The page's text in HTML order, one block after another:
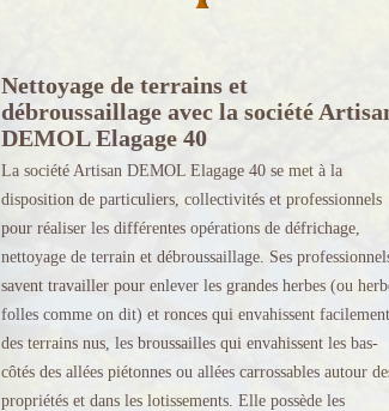
Nettoyage de terrains et
débroussaillage avec la société
DEMOL Elagage 40
La société Artisan DEMOL Elagage 40 se met à la
disposition de particuliers, collectivités et professionnels
pour réaliser les différentes opérations de défrichage,
nettoyage de terrain et débroussaillage. Ses
savent travailler pour enlever les grandes herbes (ou
folles comme on dit) et ronces qui envahissent facilement
des terrains nus, les broussailles qui envahissent les bas-
côtés des allées piétonnes ou allées carrossables autour
propriétés et dans les lotissements. Elle possède les